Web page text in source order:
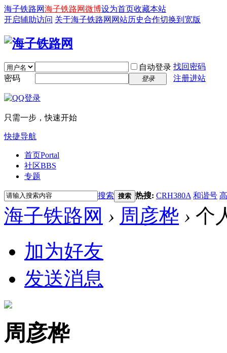
海子铁路网海子铁路网微博设为首页收藏本站
开启辅助访问 关于海子铁路网 网站历史合作切换到宽版
自动登录 找回密码
密码
登录 注册进站
只需一步，快速开始
快捷导航
首页Portal
社区BBS
专题
搜索 搜索 热搜: CRH380A 和谐号
海子铁路网 › 周彦桦 › 个
加为好友
发送消息
周彦桦